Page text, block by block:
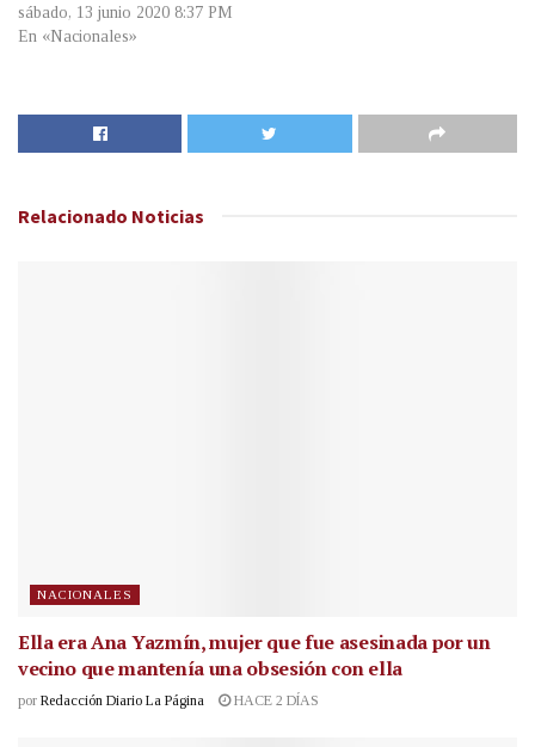
sábado, 13 junio 2020 8:37 PM
En «Nacionales»
Relacionado Noticias
NACIONALES
Ella era Ana Yazmín, mujer que fue asesinada por un
vecino que mantenía una obsesión con ella
por Redacción Diario La Página HACE 2 DÍAS